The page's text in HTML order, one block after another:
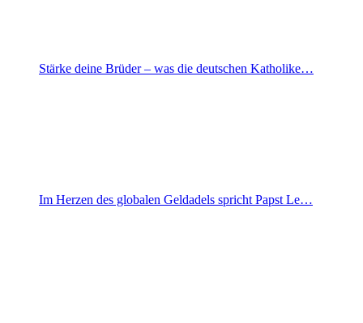
Stärke deine Brüder – was die deutschen Katholike…
Im Herzen des globalen Geldadels spricht Papst Le…